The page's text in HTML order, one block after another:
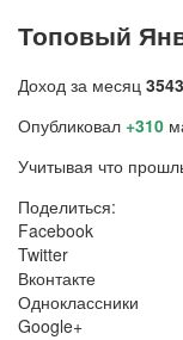
Топовый
Доход за месяц
Опубликовал +310
Учитывая что
Поделиться:
Facebook
Twitter
Вконтакте
Одноклассники
Google+